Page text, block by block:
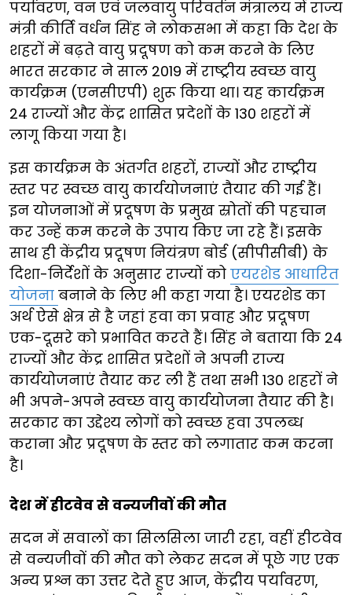
पर्यावरण, वन एवं जलवायु परिवर्तन मंत्रालय में राज्य
मंत्री कीर्ति वर्धन सिंह ने लोकसभा में कहा कि देश के
शहरों में बढ़ते वायु प्रदूषण को कम करने के लिए
भारत सरकार ने साल 2019 में राष्ट्रीय स्वच्छ वायु
कार्यक्रम (एनसीएपी) शुरू किया था। यह कार्यक्रम
24 राज्यों और केंद्र शासित प्रदेशों के 130 शहरों में
लागू किया गया है।
इस कार्यक्रम के अंतर्गत शहरों, राज्यों और राष्ट्रीय
स्तर पर स्वच्छ वायु कार्ययोजनाएं तैयार की गई हैं।
इन योजनाओं में प्रदूषण के प्रमुख स्रोतों की पहचान
कर उन्हें कम करने के उपाय किए जा रहे हैं। इसके
साथ ही केंद्रीय प्रदूषण नियंत्रण बोर्ड (सीपीसीबी) के
दिशा-निर्देशों के अनुसार राज्यों को एयरशेड आधारित
योजना बनाने के लिए भी कहा गया है। एयरशेड का
अर्थ ऐसे क्षेत्र से है जहां हवा का प्रवाह और प्रदूषण
एक-दूसरे को प्रभावित करते हैं। सिंह ने बताया कि 24
राज्यों और केंद्र शासित प्रदेशों ने अपनी राज्य
कार्ययोजनाएं तैयार कर ली हैं तथा सभी 130 शहरों ने
भी अपने-अपने स्वच्छ वायु कार्ययोजना तैयार की है।
सरकार का उद्देश्य लोगों को स्वच्छ हवा उपलब्ध
कराना और प्रदूषण के स्तर को लगातार कम करना
है।
देश में हीटवेव से वन्यजीवों की मौत
सदन में सवालों का सिलसिला जारी रहा, वहीं हीटवेव
से वन्यजीवों की मौत को लेकर सदन में पूछे गए एक
अन्य प्रश्न का उत्तर देते हुए आज, केंद्रीय पर्यावरण,